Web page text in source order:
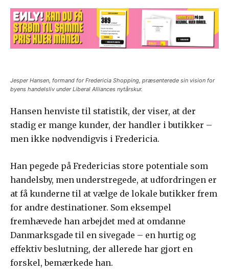
Jesper Hansen, formand for Fredericia Shopping, præsenterede sin vision for
byens handelsliv under Liberal Alliances nytårskur.
Hansen henviste til statistik, der viser, at der
stadig er mange kunder, der handler i butikker –
men ikke nødvendigvis i Fredericia.
Han pegede på Fredericias store potentiale som
handelsby, men understregede, at udfordringen er
at få kunderne til at vælge de lokale butikker frem
for andre destinationer. Som eksempel
fremhævede han arbejdet med at omdanne
Danmarksgade til en sivegade – en hurtig og
effektiv beslutning, der allerede har gjort en
forskel, bemærkede han.